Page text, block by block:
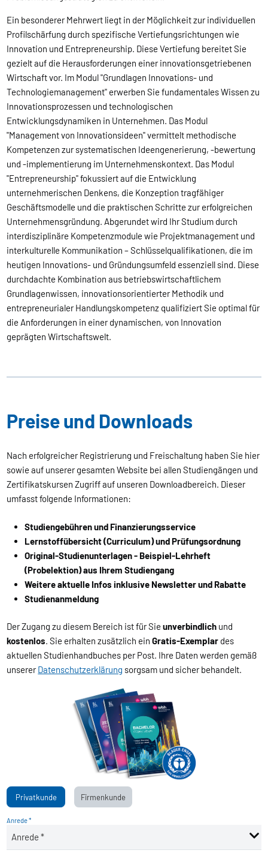
Ein besonderer Mehrwert liegt in der Möglichkeit zur individuellen
Profilschärfung durch spezifische Vertiefungsrichtungen wie
Innovation und Entrepreneurship. Diese Vertiefung bereitet Sie
gezielt auf die Herausforderungen einer innovationsgetriebenen
Wirtschaft vor. Im Modul "Grundlagen Innovations- und
Technologiemanagement" erwerben Sie fundamentales Wissen zu
Innovationsprozessen und technologischen
Entwicklungsdynamiken in Unternehmen. Das Modul
"Management von Innovationsideen" vermittelt methodische
Kompetenzen zur systematischen Ideengenerierung, -bewertung
und -implementierung im Unternehmenskontext. Das Modul
"Entrepreneurship" fokussiert auf die Entwicklung
unternehmerischen Denkens, die Konzeption tragfähiger
Geschäftsmodelle und die praktischen Schritte zur erfolgreichen
Unternehmensgründung. Abgerundet wird Ihr Studium durch
interdisziplinäre Kompetenzmodule wie Projektmanagement und
interkulturelle Kommunikation – Schlüsselqualifikationen, die im
heutigen Innovations- und Gründungsumfeld essenziell sind. Diese
durchdachte Kombination aus betriebswirtschaftlichem
Grundlagenwissen, innovationsorientierter Methodik und
entrepreneurialer Handlungskompetenz qualifiziert Sie optimal für
die Anforderungen in einer dynamischen, von Innovation
geprägten Wirtschaftswelt.
Preise und Downloads
Nach erfolgreicher Registrierung und Freischaltung haben Sie hier
sowie auf unserer gesamten Website bei allen Studiengängen und
Zertifikatskursen Zugriff auf unseren Downloadbereich. Dieser
umfasst folgende Informationen:
Studiengebühren und Finanzierungsservice
Lernstoffübersicht (Curriculum) und Prüfungsordnung
Original-Studienunterlagen - Beispiel-Lehrheft
(Probelektion) aus Ihrem Studiengang
Weitere aktuelle Infos inklusive Newsletter und Rabatte
Studienanmeldung
Der Zugang zu diesem Bereich ist für Sieunverbindlich und
kostenlos. Sie erhalten zusätzlich einGratis-Exemplar des
aktuellen Studienhandbuches per Post. Ihre Daten werden gemäß
unsererDatenschutzerklärung sorgsam und sicher behandelt.
Privatkunde Firmenkunde
Anrede *